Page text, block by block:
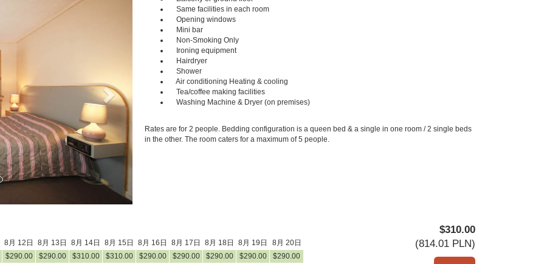
Same facilities in each room
Opening windows
Mini bar
Non-Smoking Only
Ironing equipment
Hairdryer
Shower
Air conditioning Heating & cooling
Tea/coffee making facilities
Washing Machine & Dryer (on premises)
Rates are for 2 people. Bedding configuration is a queen bed & a single in one room / 2 single beds
in the other. The room caters for a maximum of 5 people.
8月 12日 8月 13日 8月 14日 8月 15日 8月 16日 8月 17日 8月 18日 8月 19日
8月 20日
$290.00 $290.00 $310.00 $310.00 $290.00 $290.00 $290.00 $290.00 $290.00
$310.00
(814.01 PLN)